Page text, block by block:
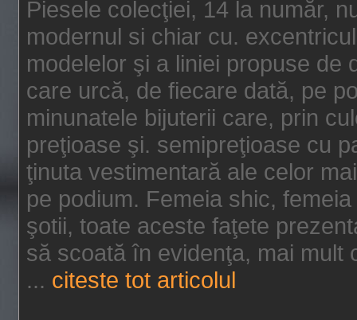
Piesele colecţiei, 14 la număr,
modernul si chiar cu.
modelelor şi a liniei propuse de
care urcă, de fiecare dată, pe
minunatele bijuterii care, prin
preţioase şi. semipreţioase cu
ţinuta vestimentară ale celor
pe podium. Femeia shic,
şotii, toate aceste faţete
să scoată în evidenţa, mai mult
... citeste tot articolul